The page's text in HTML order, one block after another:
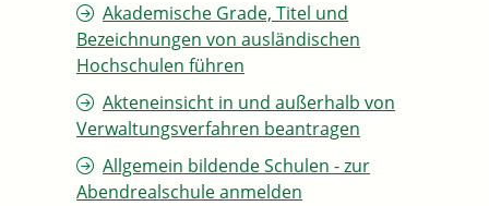
Akademische Grade, Titel und
Bezeichnungen von ausländischen
Hochschulen führen
Akteneinsicht in und außerhalb von
Verwaltungsverfahren beantragen
Allgemein bildende Schulen - zur
Abendrealschule anmelden